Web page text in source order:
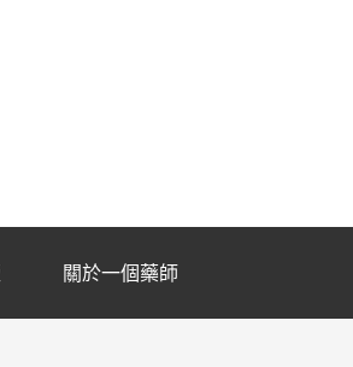
關於一個藥師